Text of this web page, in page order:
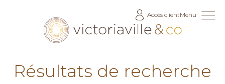
Accès clientMenu
Résultats de recherche